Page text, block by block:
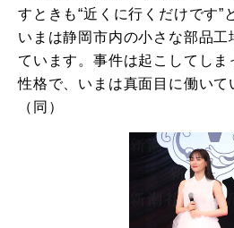
すときも“近くに行くだけです”
いまは静岡市内の小さな部品工
ています。事件は起こしてしま
性格で、いまは真面目に働いて
（同）